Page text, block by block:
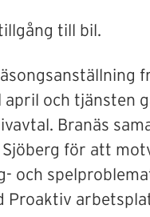
till bil.
april och tjänsten
Branäs
Sjöberg för att
och
Proaktiv